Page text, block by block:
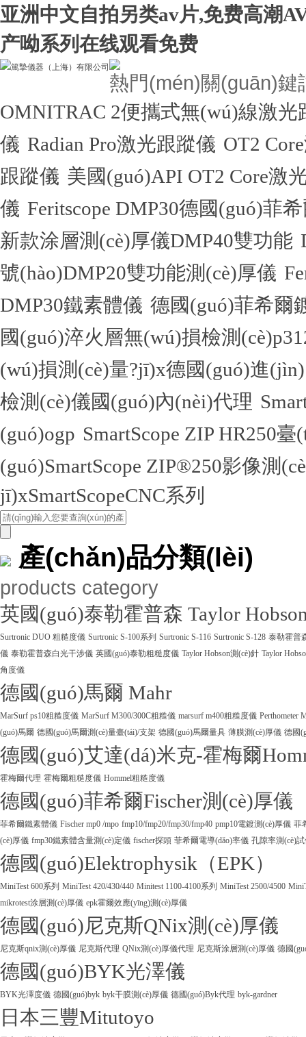
亚洲中文自拍另类av片,免费高潮
产呦系列在线观看免费
熱門(mén)關(guān)鍵
OMNITRAC 2便攜式無(wú)線激光
儀 Radian Pro激光跟蹤儀 OT2
跟蹤儀 美國(guó)API OT2 Core激
儀 Feritscope DMP30德國(guó)菲
新款涂層測(cè)厚儀DMP40雙功能
號(hào)DMP20雙功能測(cè)厚儀
DMP30鐵素體儀 德國(guó)菲希爾
國(guó)淬火層無(wú)損檢測
(wú)損測(cè)量?jī)x德國(guó)進
檢測(cè)儀國(guó)內(nèi)代理
(guó)ogp SmartScope ZIP HR250
(guó)SmartScope ZIP®250影像測
jī)xSmartScopeCNC系列
產(chǎn)品分類(lèi)
products category
英國(guó)泰勒霍普森 Taylor
Surtronic DUO 粗糙度儀 Surtronic S-100系列 Surtronic S-116 Surtronic S-128 泰勒霍普
儀 泰勒霍普森白光干涉儀 英國(guó)泰勒粗糙度儀 Taylor Hobson測(cè)針 Taylor
角度儀
德國(guó)馬爾 Mahr
MarSurf ps10粗糙度儀 MarSurf M300/300C粗糙儀 marsurf m400粗糙度儀 Perthometer
(guó)馬爾 德國(guó)馬爾測(cè)量臺(tái)/支架 德國(guó)馬爾量具 薄膜測(cè)厚儀 德國
德國(guó)艾達(dá)米克-霍梅爾
霍梅爾代理 霍梅爾粗糙度儀 Hommel粗糙度儀
德國(guó)菲希爾Fischer測(cè)厚儀
菲希爾鐵素體儀 Fischer mp0 /mpo fmp10/fmp20/fmp30/fmp40 pmp10電鍍測(cè)厚儀 菲
(cè)厚儀 fmp30鐵素體含量測(cè)定儀 fischer探頭 菲希爾電導(dǎo)率儀 孔隙率測(cè)
德國(guó)Elektrophysik（EPK）
MiniTest 600系列 MiniTest 420/430/440 Minitest 1100-4100系列 MiniTest 2500/4500
mikrotest涂層測(cè)厚儀 epk霍爾效應(yīng)測(cè)厚儀
德國(guó)尼克斯QNix測(cè)厚儀
尼克斯qnix測(cè)厚儀 尼克斯代理 QNix測(cè)厚儀代理 尼克斯涂層測(cè)厚儀 德國
德國(guó)BYK光澤儀
BYK光澤度儀 德國(guó)byk byk干膜測(cè)厚儀 德國(guó)Byk代理 byk-gardner
日本三豐Mitutoyo